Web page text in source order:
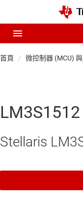
首頁 微控制器 (MCU)
LM3S1512
Stellaris